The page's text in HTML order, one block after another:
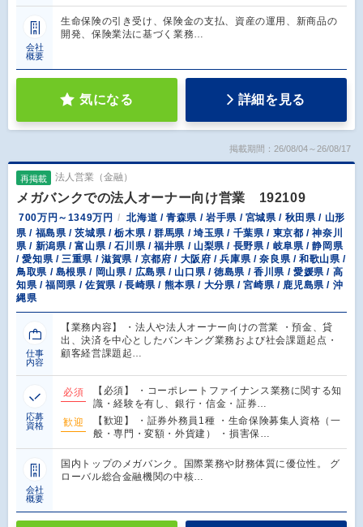
会社
概要
生命保険の引き受け、保険金の支払、資産の運用、新商品の
開発、保険業法に基づく業務…
気になる 詳細を見る
掲載期間：26/08/04～26/08/17
再掲載 法人営業（金融）
メガバンクでの法人オーナー向け営業 192109
700万円～1349万円
北海道 / 青森県 / 岩手県 / 宮城県 / 秋田県 / 山形
県 / 福島県 / 茨城県 / 栃木県 / 群馬県 / 埼玉県 / 千葉県 / 東京都 / 神奈川
県 / 新潟県 / 富山県 / 石川県 / 福井県 / 山梨県 / 長野県 / 岐阜県 / 静岡県
/ 愛知県 / 三重県 / 滋賀県 / 京都府 / 大阪府 / 兵庫県 / 奈良県 / 和歌山県 /
鳥取県 / 島根県 / 岡山県 / 広島県 / 山口県 / 徳島県 / 香川県 / 愛媛県 / 高
知県 / 福岡県 / 佐賀県 / 長崎県 / 熊本県 / 大分県 / 宮崎県 / 鹿児島県 / 沖
縄県
仕事
内容
【業務内容】 ・法人や法人オーナー向けの営業 ・預金、貸
出、決済を中心としたバンキング業務および社会課題起点・
顧客経営課題起…
応募
資格
必須
【必須】 ・コーポレートファイナンス業務に関する知
識・経験を有し、銀行・信金・証券…
歓迎
【歓迎】 ・証券外務員1種 ・生命保険募集人資格（一
般・専門・変額・外貨建） ・損害保…
会社
概要
国内トップのメガバンク。国際業務や財務体質に優位性。 グ
ローバル総合金融機関の中核…